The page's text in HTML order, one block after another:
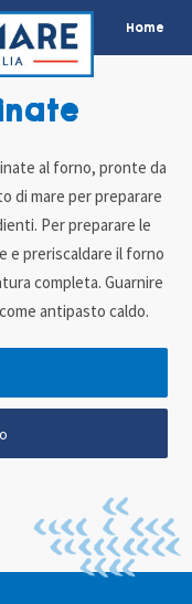
Home
al forno, pronte da
di mare per preparare
Per preparare le
e preriscaldare il forno
completa. Guarnire
antipasto caldo.